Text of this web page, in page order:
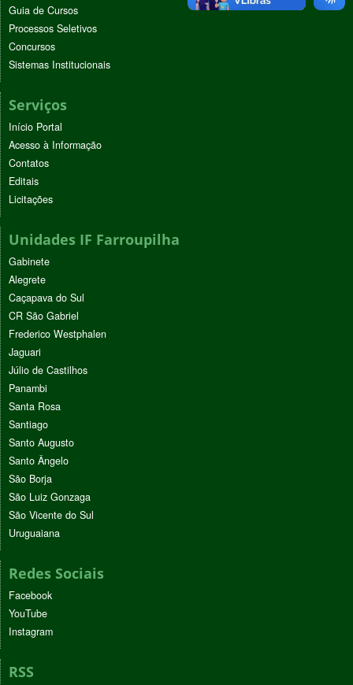
Guia de Cursos
Processos Seletivos
Concursos
Sistemas Institucionais
Serviços
Início Portal
Acesso à Informação
Contatos
Editais
Licitações
Unidades IF Farroupilha
Gabinete
Alegrete
Caçapava do Sul
CR São Gabriel
Frederico Westphalen
Jaguari
Júlio de Castilhos
Panambi
Santa Rosa
Santiago
Santo Augusto
Santo Ângelo
São Borja
São Luiz Gonzaga
São Vicente do Sul
Uruguaiana
Redes Sociais
Facebook
YouTube
Instagram
RSS